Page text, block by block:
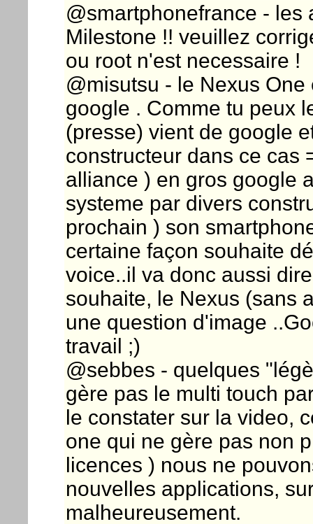
@smartphonefrance -
Milestone !! veuillez
ou root n'est necessaire !
@misutsu - le Nexus
google . Comme tu peux
(presse) vient de google
constructeur dans ce cas
alliance ) en gros google
systeme par divers
prochain ) son
certaine façon souhaite
voice..il va donc aussi
souhaite, le Nexus (sans
une question d'image
travail ;)
@sebbes - quelques
gère pas le multi touch
le constater sur la video,
one qui ne gère pas non
licences ) nous ne
nouvelles applications,
malheureusement.